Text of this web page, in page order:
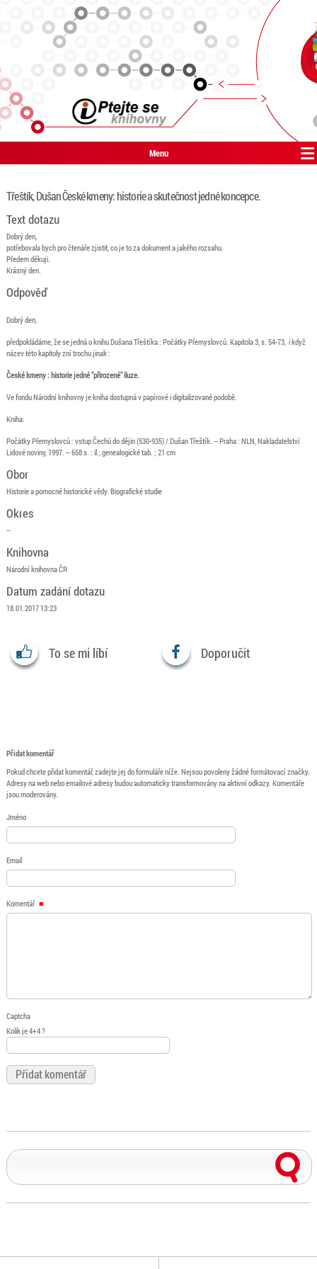
Menu
Třeštík, Dušan České kmeny: historie a skutečnost jedné koncepce.
Text dotazu
Dobrý den,
potřebovala bych pro čtenáře zjistit, co je to za dokument a jakého rozsahu.
Předem děkuji.
Krásný den.
Odpověď
Dobrý den,
předpokládáme, že se jedná o knihu Dušana Třeštíka : Počátky Přemyslovců. Kapitola 3, s. 54-73, i když
název této kapitoly zní trochu jinak :
České kmeny : historie jedné "přirozené" iluze.
Ve fondu Národní knihovny je kniha dostupná v papírové i digitalizované podobě.
Kniha:
Počátky Přemyslovců : vstup Čechů do dějin (530-935) / Dušan Třeštík. -- Praha : NLN, Nakladatelství
Lidové noviny, 1997. -- 658 s. : il., genealogické tab. ; 21 cm
Obor
Historie a pomocné historické vědy. Biografické studie
Okres
--
Knihovna
Národní knihovna ČR
Datum zadání dotazu
18.01.2017 13:23
To se mi líbí Doporučit
Přidat komentář
Pokud chcete přidat komentář, zadejte jej do formuláře níže. Nejsou povoleny žádné formátovací značky.
Adresy na web nebo emailové adresy budou automaticky transformovány na aktivní odkazy. Komentáře
jsou moderovány.
Jméno
Email
Komentář
Captcha
Kolik je 4+4 ?